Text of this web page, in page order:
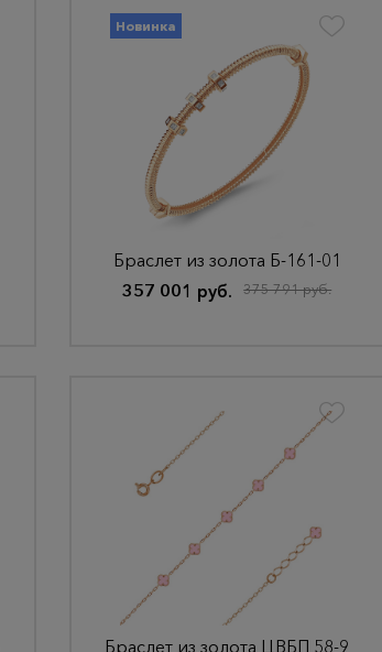
Новинка
Браслет из золота Б-161-01
357 001 руб.
375 791 руб.
Браслет из золота ЦВБП 58-9